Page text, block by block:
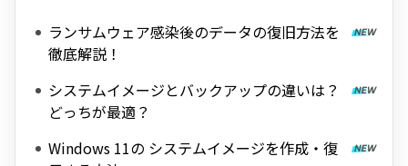
ランサムウェア感染後のデータの復旧方法を
徹底解説！
システムイメージとバックアップの違いは？
どっちが最適？
Windows 11の システムイメージを作成・復